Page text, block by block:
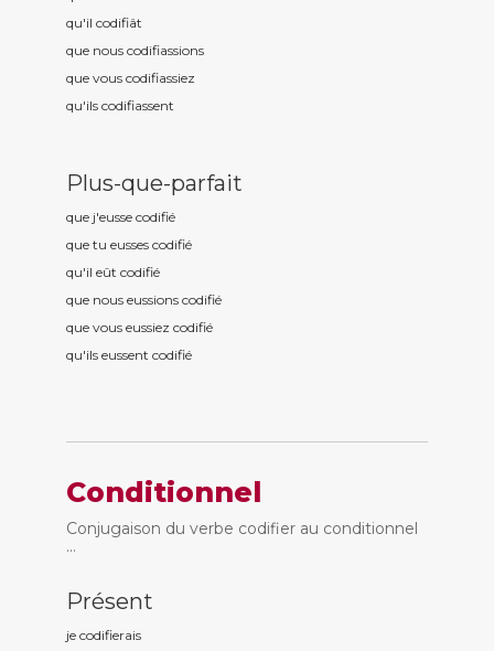
qu'il codifiât
que nous codifiassions
que vous codifiassiez
qu'ils codifiassent
Plus-que-parfait
que j'eusse codifié
que tu eusses codifié
qu'il eût codifié
que nous eussions codifié
que vous eussiez codifié
qu'ils eussent codifié
Conditionnel
Conjugaison du verbe codifier au conditionnel
...
Présent
je codifierais